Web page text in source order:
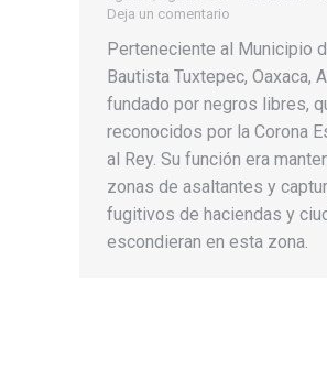
Deja un comentario
Perteneciente al Municipio
Bautista Tuxtepec, Oaxaca,
fundado por negros libres,
reconocidos por la Corona
al Rey. Su función era
zonas de asaltantes y
fugitivos de haciendas y
escondieran en esta zona.